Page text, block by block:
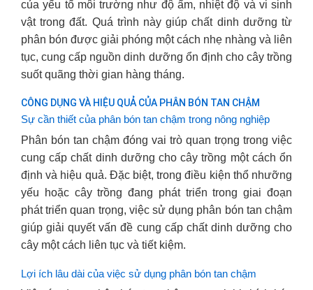
của yếu tố môi trường như độ ẩm, nhiệt độ và vi sinh
vật trong đất. Quá trình này giúp chất dinh dưỡng từ
phân bón được giải phóng một cách nhẹ nhàng và liên
tục, cung cấp nguồn dinh dưỡng ổn định cho cây trồng
suốt quãng thời gian hàng tháng.
CÔNG DỤNG VÀ HIỆU QUẢ CỦA PHÂN BÓN TAN CHẬM
Sự cần thiết của phân bón tan chậm trong nông nghiệp
Phân bón tan chậm đóng vai trò quan trọng trong việc
cung cấp chất dinh dưỡng cho cây trồng một cách ổn
định và hiệu quả. Đặc biệt, trong điều kiện thổ nhưỡng
yếu hoặc cây trồng đang phát triển trong giai đoạn
phát triển quan trọng, việc sử dụng phân bón tan chậm
giúp giải quyết vấn đề cung cấp chất dinh dưỡng cho
cây một cách liên tục và tiết kiệm.
Lợi ích lâu dài của việc sử dụng phân bón tan chậm